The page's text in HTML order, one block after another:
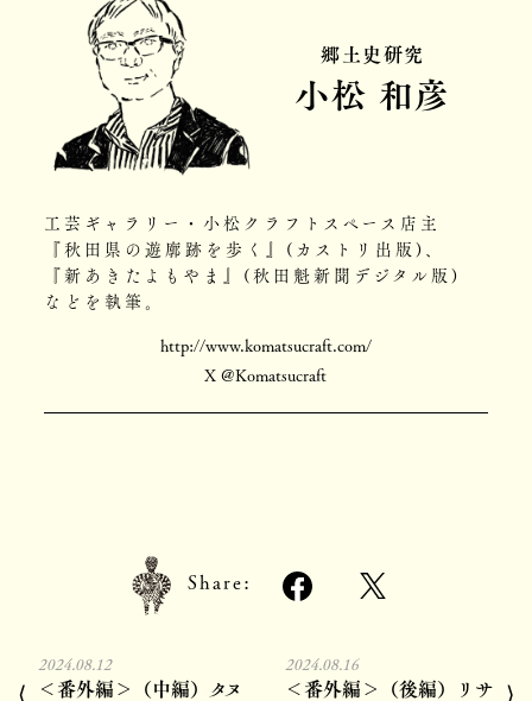
郷土史研究
小松 和彦
工芸ギャラリー・小松クラフトスペース店主
『秋田県の遊廓跡を歩く』(カストリ出版)、
『新あきたよもやま』(秋田魁新聞デジタル版)
などを執筆。
http://www.komatsucraft.com/
X @Komatsucraft
Share:
⟨
2024.08.12
＜番外編＞（中編）タヌ
2024.08.16
＜番外編＞（後編）リサ ⟩